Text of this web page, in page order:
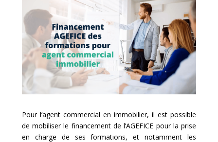
Pour l’agent commercial en immobilier, il est possible
de mobiliser le financement de l’AGEFICE pour la prise
en charge de ses formations, et notamment les